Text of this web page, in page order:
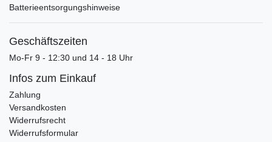
Batterieentsorgungshinweise
Geschäftszeiten
Mo-Fr 9 - 12:30 und 14 - 18 Uhr
Infos zum Einkauf
Zahlung
Versandkosten
Widerrufsrecht
Widerrufsformular